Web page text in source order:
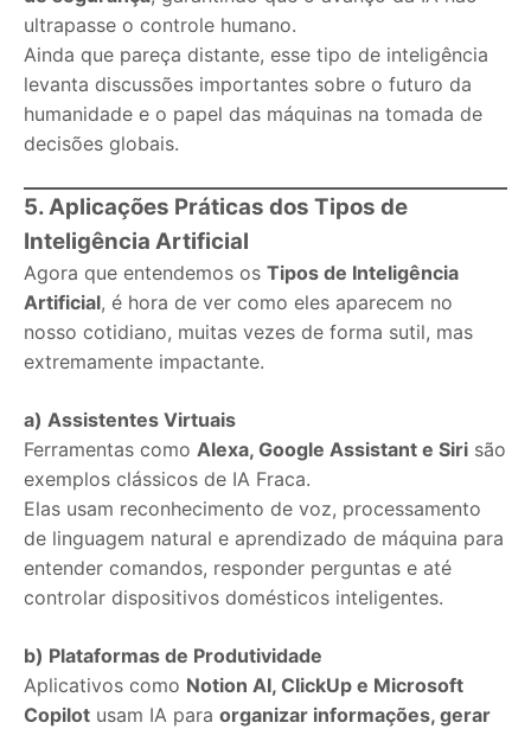
ultrapasse o controle humano.
Ainda que pareça distante, esse tipo de inteligência
levanta discussões importantes sobre o futuro da
humanidade e o papel das máquinas na tomada de
decisões globais.
5. Aplicações Práticas dos Tipos de
Inteligência Artificial
Agora que entendemos os Tipos de Inteligência
Artificial, é hora de ver como eles aparecem no
nosso cotidiano, muitas vezes de forma sutil, mas
extremamente impactante.
a) Assistentes Virtuais
Ferramentas como Alexa, Google Assistant e Siri são
exemplos clássicos de IA Fraca.
Elas usam reconhecimento de voz, processamento
de linguagem natural e aprendizado de máquina para
entender comandos, responder perguntas e até
controlar dispositivos domésticos inteligentes.
b) Plataformas de Produtividade
Aplicativos como Notion AI, ClickUp e Microsoft
Copilot usam IA para organizar informações, gerar